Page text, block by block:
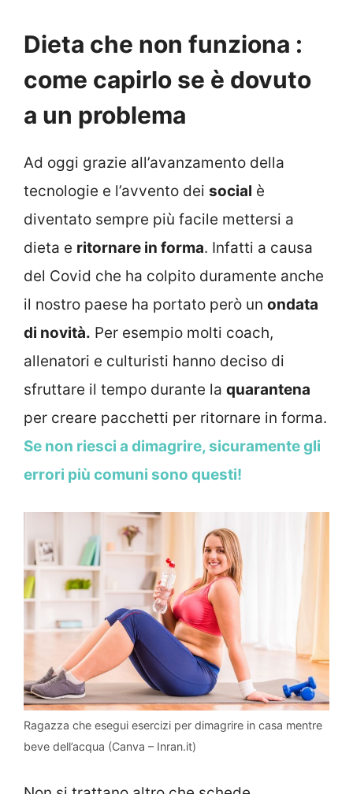
Dieta che non funziona :
come capirlo se è dovuto
a un problema
Ad oggi grazie all’avanzamento della
tecnologie e l’avvento dei social è
diventato sempre più facile mettersi a
dieta e ritornare in forma. Infatti a causa
del Covid che ha colpito duramente anche
il nostro paese ha portato però un ondata
di novità. Per esempio molti coach,
allenatori e culturisti hanno deciso di
sfruttare il tempo durante la quarantena
per creare pacchetti per ritornare in forma.
Se non riesci a dimagrire, sicuramente gli
errori più comuni sono questi!
Ragazza che esegui esercizi per dimagrire in casa mentre
beve dell’acqua (Canva – Inran.it)